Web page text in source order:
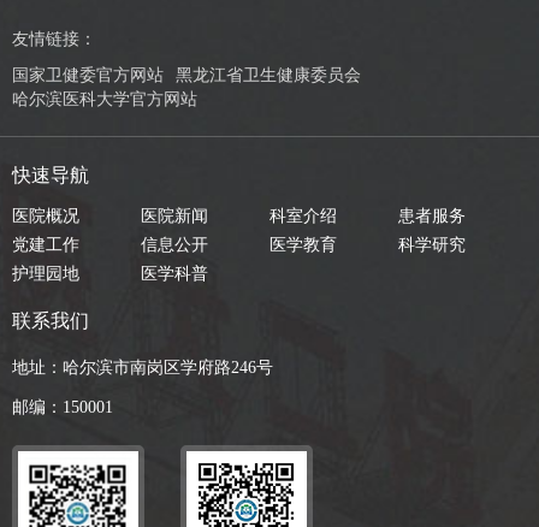
友情链接：
国家卫健委官方网站
黑龙江省卫生健康委员会
哈尔滨医科大学官方网站
快速导航
医院概况 医院新闻 科室介绍
患者服务
党建工作
信息公开 医学教育
科学研究
护理园地
医学科普
联系我们
地址：哈尔滨市南岗区学府路246号
邮编：150001